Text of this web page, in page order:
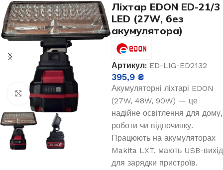
Клацніть, щоб збільшити
Ліхтар EDON ED-21/3
LED (27W, без
акумулятора)
Артикул: ED-LIG-ED2132
395,9 ₴
Акумуляторні ліхтарі EDON
(27W, 48W, 90W) — це
надійне освітлення для дому,
роботи чи відпочинку.
Працюють на акумуляторах
Makita LXT, мають USB-вихід
для зарядки пристроїв.